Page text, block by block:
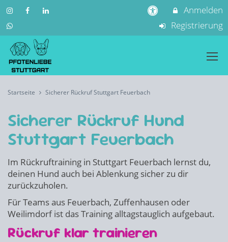
Anmelden
Registrierung
Startseite Sicherer Rückruf Stuttgart Feuerbach
Sicherer Rückruf Hund
Stuttgart Feuerbach
Im Rückruftraining in Stuttgart Feuerbach lernst du,
deinen Hund auch bei Ablenkung sicher zu dir
zurückzuholen.
Für Teams aus Feuerbach, Zuffenhausen oder
Weilimdorf ist das Training alltagstauglich aufgebaut.
Rückruf klar trainieren